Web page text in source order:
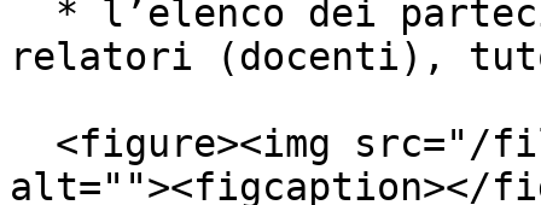
relatori (docenti),
alt=""><figcaption></